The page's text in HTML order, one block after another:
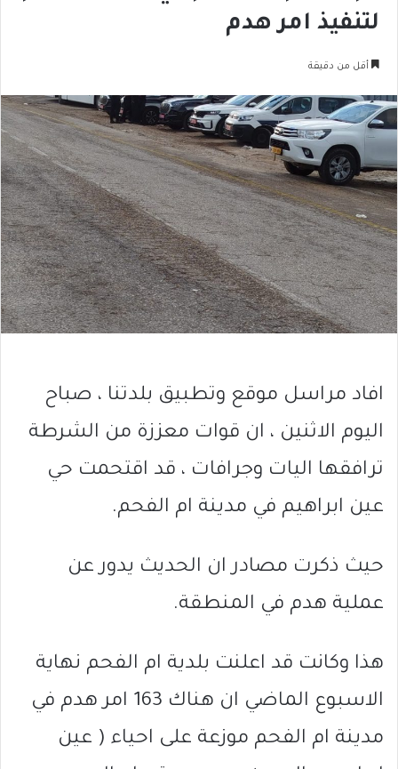
لتنفيذ امر هدم
أقل من دقيقة
افاد مراسل موقع وتطبيق بلدتنا ، صباح
اليوم الاثنين ، ان قوات معززة من الشرطة
ترافقها اليات وجرافات ، قد اقتحمت حي
عين ابراهيم في مدينة ام الفحم.
حيث ذكرت مصادر ان الحديث يدور عن
عملية هدم في المنطقة.
هذا وكانت قد اعلنت بلدية ام الفحم نهاية
الاسبوع الماضي ان هناك 163 امر هدم في
مدينة ام الفحم موزعة على احياء ( عين